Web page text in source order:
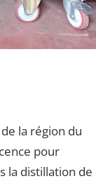
la région du
pour
la distillation de